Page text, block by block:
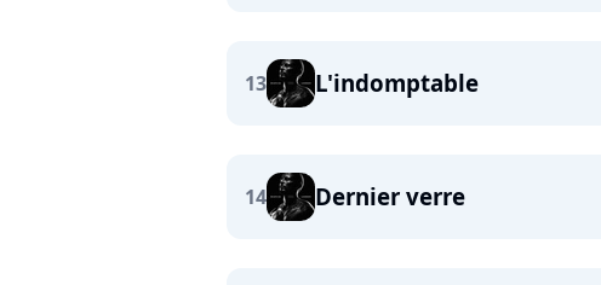
13 L'indomptable
14 Dernier verre